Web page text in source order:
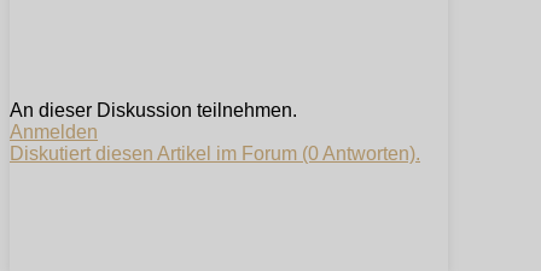
An dieser Diskussion teilnehmen.
Anmelden
Diskutiert diesen Artikel im Forum (0 Antworten).